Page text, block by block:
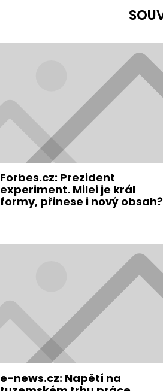
Forbes.cz: Prezident
experiment. Milei je král
formy, přinese i nový obsah?
e-news.cz: Napětí na